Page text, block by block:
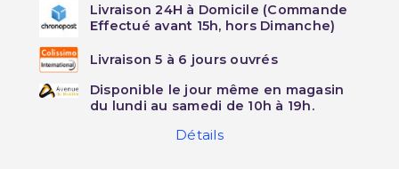
Livraison 24H à Domicile (Commande
Effectué avant 15h, hors Dimanche)
Livraison 5 à 6 jours ouvrés
Disponible le jour même en magasin
du lundi au samedi de 10h à 19h.
Détails